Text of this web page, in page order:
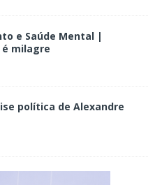
e Saúde Mental |
milagre
política de Alexandre